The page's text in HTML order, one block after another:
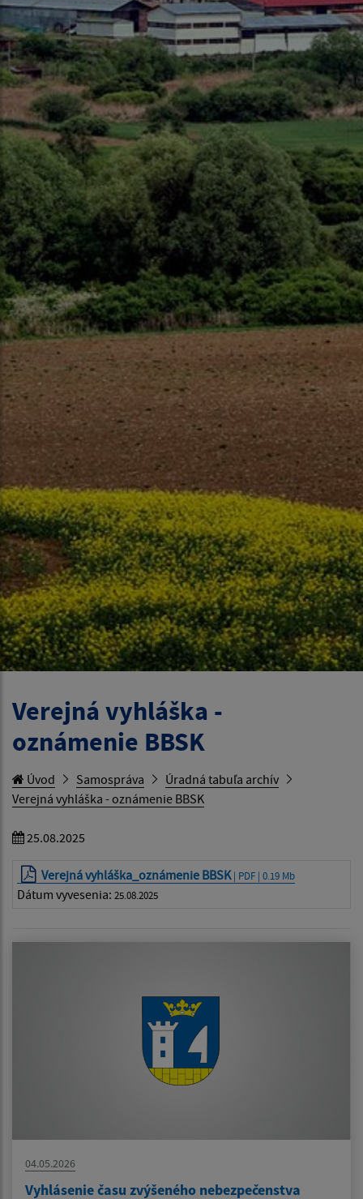
Verejná vyhláška -
oznámenie BBSK
Úvod Samospráva
Úradná tabuľa archív
Verejná vyhláška - oznámenie BBSK
25.08.2025
Verejná vyhláška_oznámenie BBSK| PDF | 0.19 Mb
Dátum vyvesenia: 25.08.2025
04.05.2026
Vyhlásenie času zvýšeného nebezpečenstva